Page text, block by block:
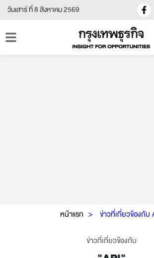
วันเสาร์ ที่ 8 สิงหาคม 2569
หน้าแรก ข่าวที่เกี่ยวข้องกับ
ข่าวที่เกี่ยวข้องกับ